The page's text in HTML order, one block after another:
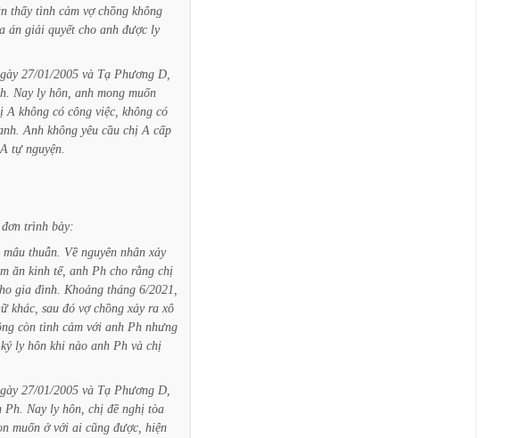
thấy tình cảm vợ chồng không
án giải quyết cho anh được ly
27/01/2005 và Tạ Phương D,
Nay ly hôn, anh mong muốn
A không có công việc, không có
Anh không yêu cầu chị A cấp
A tự nguyện.
đơn trình bày:
mâu thuẫn. Về nguyên nhân xảy
ăn kinh tế, anh Ph cho rằng chị
gia đình. Khoảng tháng 6/2021,
khác, sau đó vợ chồng xảy ra xô
còn tình cảm với anh Ph nhưng
ký ly hôn khi nào anh Ph và chị
27/01/2005 và Tạ Phương D,
Ph. Nay ly hôn, chị đề nghị tòa
muốn ở với ai cũng được, hiện